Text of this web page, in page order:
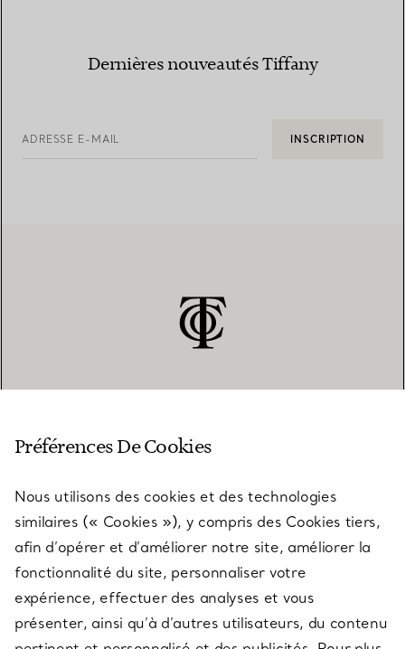
Dernières nouveautés Tiffany
ADRESSE E-MAIL INSCRIPTION
SERVICES
À PROPOS
Préférences De Cookies
Nous utilisons des cookies et des technologies
similaires (« Cookies »), y compris des Cookies tiers,
afin d’opérer et d’améliorer notre site, améliorer la
fonctionnalité du site, personnaliser votre
expérience, effectuer des analyses et vous
présenter, ainsi qu’à d’autres utilisateurs, du contenu